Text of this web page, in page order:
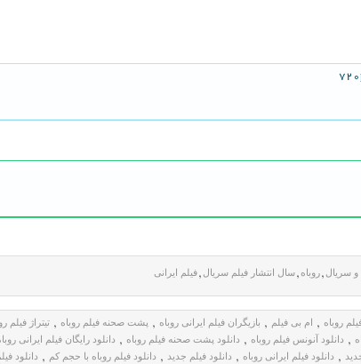
و سریال ,روباه ,سال انتشار فیلم سریال ,فیلم ایرانی
روباه , ام بی فیلم , بازیگران فیلم ایرانی روباه , پشت صحنه فیلم روباه , تیتراژ فیلم
, دانلود آنونس فیلم روباه , دانلود پشت صحنه فیلم روباه , دانلود رایگان فیلم ایرانی
, دانلود فیلم ایرانی روباه , دانلود فیلم جدید , دانلود فیلم روباه با حجم کم , دانلود